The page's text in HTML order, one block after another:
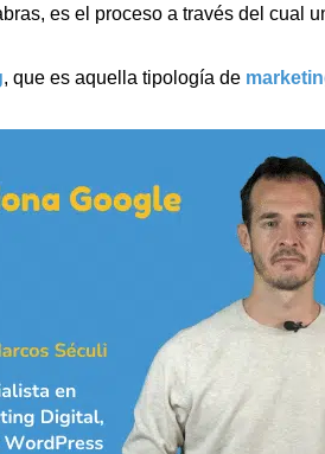
es el proceso a través del cual
, que es aquella tipología de